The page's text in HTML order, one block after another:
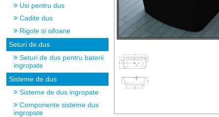
Usi pentru dus
Cadite dus
Rigole si sifoane
Seturi de dus
Seturi de dus pentru baterii
ingropate
Sisteme de dus
Sisteme de dus ingropate
Componente sisteme dus
ingropate